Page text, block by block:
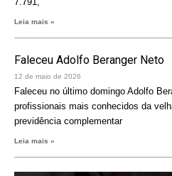
Leia mais »
Faleceu Adolfo Beranger Neto
12 de maio de 2026
Faleceu no último domingo Adolfo
profissionais mais conhecidos da
previdência complementar
Leia mais »